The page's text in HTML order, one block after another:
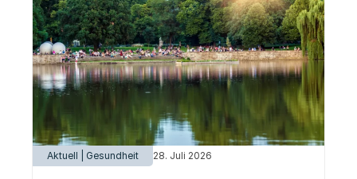
Aktuell | Gesundheit 28. Juli 2026